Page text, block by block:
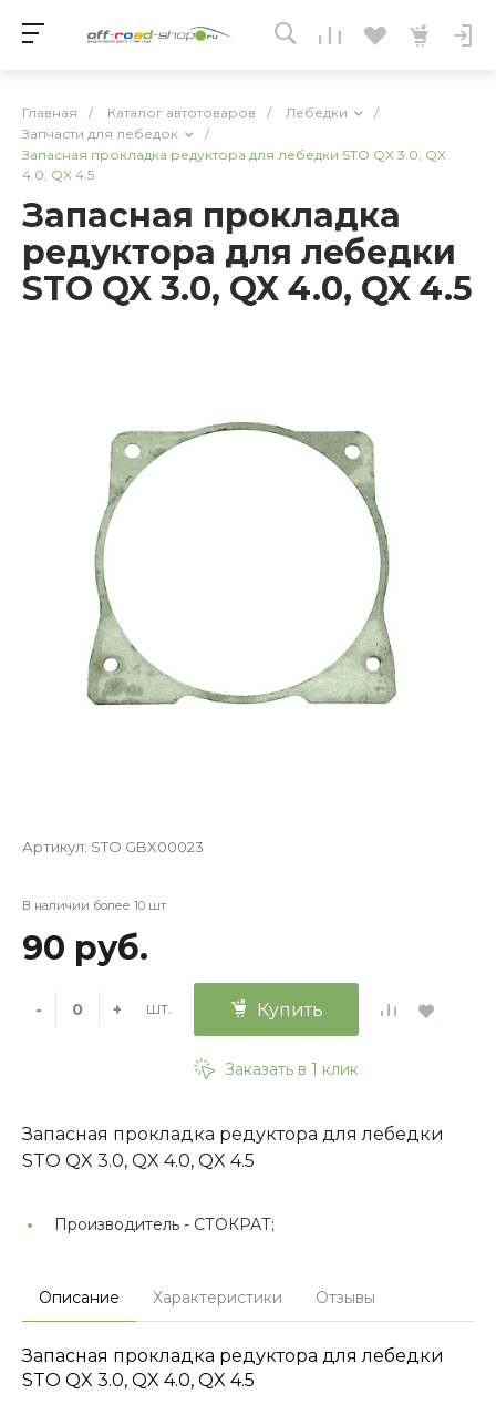
Главная / Каталог автотоваров / Лебедки
/
Запчасти для лебедок
/
Запасная прокладка редуктора для лебедки STO QX 3.0, QX
4.0, QX 4.5
Запасная прокладка
редуктора для лебедки
STO QX 3.0, QX 4.0, QX 4.5
Артикул: STO GBX00023
В наличии более 10 шт
90 руб.
- + шт. Купить
Заказать в 1 клик
Запасная прокладка редуктора для лебедки
STO QX 3.0, QX 4.0, QX 4.5
Производитель - СТОКРАТ;
Описание Характеристики Отзывы
Запасная прокладка редуктора для лебедки
STO QX 3.0, QX 4.0, QX 4.5